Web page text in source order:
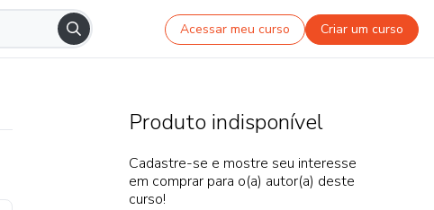
Acessar meu curso Criar um curso
Produto indisponível
Cadastre-se e mostre seu interesse
em comprar para o(a) autor(a) deste
curso!